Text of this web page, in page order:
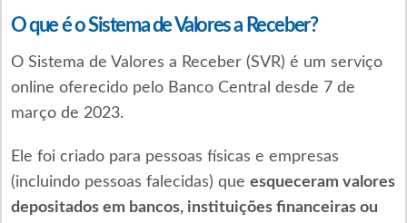
O que é o Sistema de Valores a Receber?
O Sistema de Valores a Receber (SVR) é um serviço
online oferecido pelo Banco Central desde 7 de
março de 2023.
Ele foi criado para pessoas físicas e empresas
(incluindo pessoas falecidas) que esqueceram valores
depositados em bancos, instituições financeiras ou